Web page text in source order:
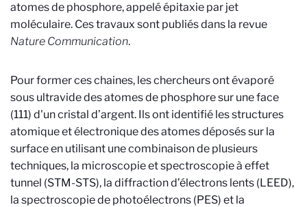
atomes de phosphore, appelé épitaxie par jet
moléculaire. Ces travaux sont publiés dans la revue
Nature Communication.
Pour former ces chaines, les chercheurs ont évaporé
sous ultravide des atomes de phosphore sur une face
(111) d'un cristal d’argent. Ils ont identifié les structures
atomique et électronique des atomes déposés sur la
surface en utilisant une combinaison de plusieurs
techniques, la microscopie et spectroscopie à effet
tunnel (STM-STS), la diffraction d’électrons lents (LEED),
la spectroscopie de photoélectrons (PES) et la